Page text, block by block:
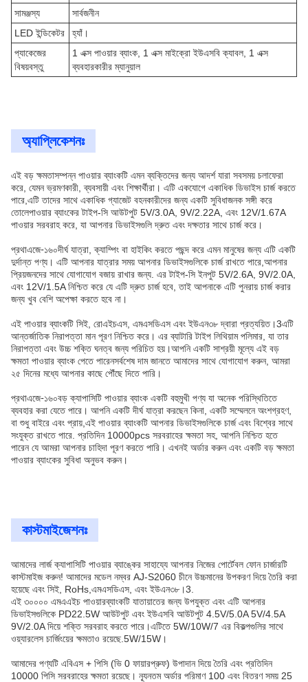
সামঞ্জস্য
সার্বজনীন
LED ইন্ডিকেটর
হ্যাঁ।
প্যাকেজের
বিষয়বস্তু
1 এক্স পাওয়ার ব্যাংক, 1 এক্স মাইক্রো ইউএসবি ক্যাবল, 1 এক্স
ব্যবহারকারীর ম্যানুয়াল
অ্যাপ্লিকেশনঃ
এই বড় ক্ষমতাসম্পন্ন পাওয়ার ব্যাংকটি এমন ব্যক্তিদের জন্য আদর্শ যারা সবসময় চলাফেরা
করে, যেমন ভ্রমণকারী, ব্যবসায়ী এবং শিক্ষার্থীরা। এটি একযোগে একাধিক ডিভাইস চার্জ করতে
পারে,এটি তাদের সাথে একাধিক গ্যাজেট বহনকারীদের জন্য একটি সুবিধাজনক সঙ্গী করে
তোলেপাওয়ার ব্যাংকের টাইপ-সি আউটপুট 5V/3.0A, 9V/2.22A, এবং 12V/1.67A
পাওয়ার সরবরাহ করে, যা আপনার ডিভাইসগুলি দ্রুত এবং দক্ষতার সাথে চার্জ করে।
প্রথাএজে-১৬০দীর্ঘ যাত্রা, ক্যাম্পিং বা হাইকিং করতে পছন্দ করে এমন মানুষের জন্য এটি একটি
দুর্দান্ত পণ্য। এটি আপনার যাত্রার সময় আপনার ডিভাইসগুলিকে চার্জ রাখতে পারে,আপনার
প্রিয়জনদের সাথে যোগাযোগ বজায় রাখার জন্য. এর টাইপ-সি ইনপুট 5V/2.6A, 9V/2.0A,
এবং 12V/1.5A নিশ্চিত করে যে এটি দ্রুত চার্জ হবে, তাই আপনাকে এটি পুনরায় চার্জ করার
জন্য খুব বেশি অপেক্ষা করতে হবে না।
এই পাওয়ার ব্যাংকটি সিই, রোএইচএস, এমএসডিএস এবং ইউএন৩৮ দ্বারা প্রত্যয়িত।3এটি
আন্তর্জাতিক নিরাপত্তা মান পূরণ নিশ্চিত করে। এর ব্যাটারি টাইপ লিথিয়াম পলিমার, যা তার
নিরাপত্তা এবং উচ্চ শক্তি ঘনত্ব জন্য পরিচিত হয়।আপনি একটি সাশ্রয়ী মূল্যে এই বড়
ক্ষমতা পাওয়ার ব্যাংক পেতে পারেনসর্বশেষ দাম জানতে আমাদের সাথে যোগাযোগ করুন, আমরা
২৫ দিনের মধ্যে আপনার কাছে পৌঁছে দিতে পারি।
প্রথাএজে-১৬০বড় ক্যাপাসিটি পাওয়ার ব্যাংক একটি বহুমুখী পণ্য যা অনেক পরিস্থিতিতে
ব্যবহার করা যেতে পারে। আপনি একটি দীর্ঘ যাত্রা করছেন কিনা, একটি সম্মেলনে অংশগ্রহণ,
বা শুধু বাইরে এবং প্রায়,এই পাওয়ার ব্যাংকটি আপনার ডিভাইসগুলিকে চার্জ এবং বিশ্বের সাথে
সংযুক্ত রাখতে পারে. প্রতিদিন 10000pcs সরবরাহের ক্ষমতা সহ, আপনি নিশ্চিত হতে
পারেন যে আমরা আপনার চাহিদা পূরণ করতে পারি। এখনই অর্ডার করুন এবং একটি বড় ক্ষমতা
পাওয়ার ব্যাংকের সুবিধা অনুভব করুন।
কাস্টমাইজেশনঃ
আমাদের লার্জ ক্যাপাসিটি পাওয়ার ব্যাঙ্কের সাহায্যে আপনার নিজের পোর্টেবল ফোন চার্জারটি
কাস্টমাইজ করুন! আমাদের মডেল নম্বর AJ-S2060 চীনে উচ্চমানের উপকরণ দিয়ে তৈরি করা
হয়েছে এবং সিই, RoHs,এমএসডিএস, এবং ইউএন৩৮।3.
এই ৩০০০০ এমএএইচ পাওয়ারব্যাংকটি যাতায়াতের জন্য উপযুক্ত এবং এটি আপনার
ডিভাইসগুলিকে PD22.5W আউটপুট এবং ইউএসবি আউটপুট 4.5V/5.0A 5V/4.5A
9V/2.0A দিয়ে শক্তি সরবরাহ করতে পারে।এটিতে 5W/10W/7 এর বিকল্পগুলির সাথে
ওয়্যারলেস চার্জিংয়ের ক্ষমতাও রয়েছে.5W/15W।
আমাদের পণ্যটি এবিএস + পিসি (ভি 0 ফায়ারপ্রুফ) উপাদান দিয়ে তৈরি এবং প্রতিদিন
10000 পিসি সরবরাহের ক্ষমতা রয়েছে। ন্যূনতম অর্ডার পরিমাণ 100 এবং বিতরণ সময় 25